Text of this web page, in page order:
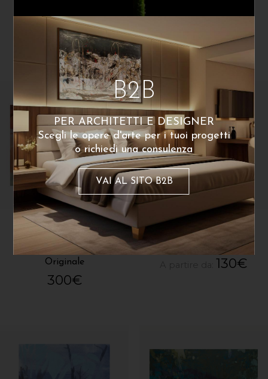
Dello stesso artista
Chiara Sgarzi
Pensieri Felici – Opera
Originale
300€
Chiara Sgarzi
Studio 5
130€
B2B
PER ARCHITETTI E DESIGNER
Scegli le opere d'arte per i tuoi progetti
o richiedi una consulenza
VAI AL SITO B2B